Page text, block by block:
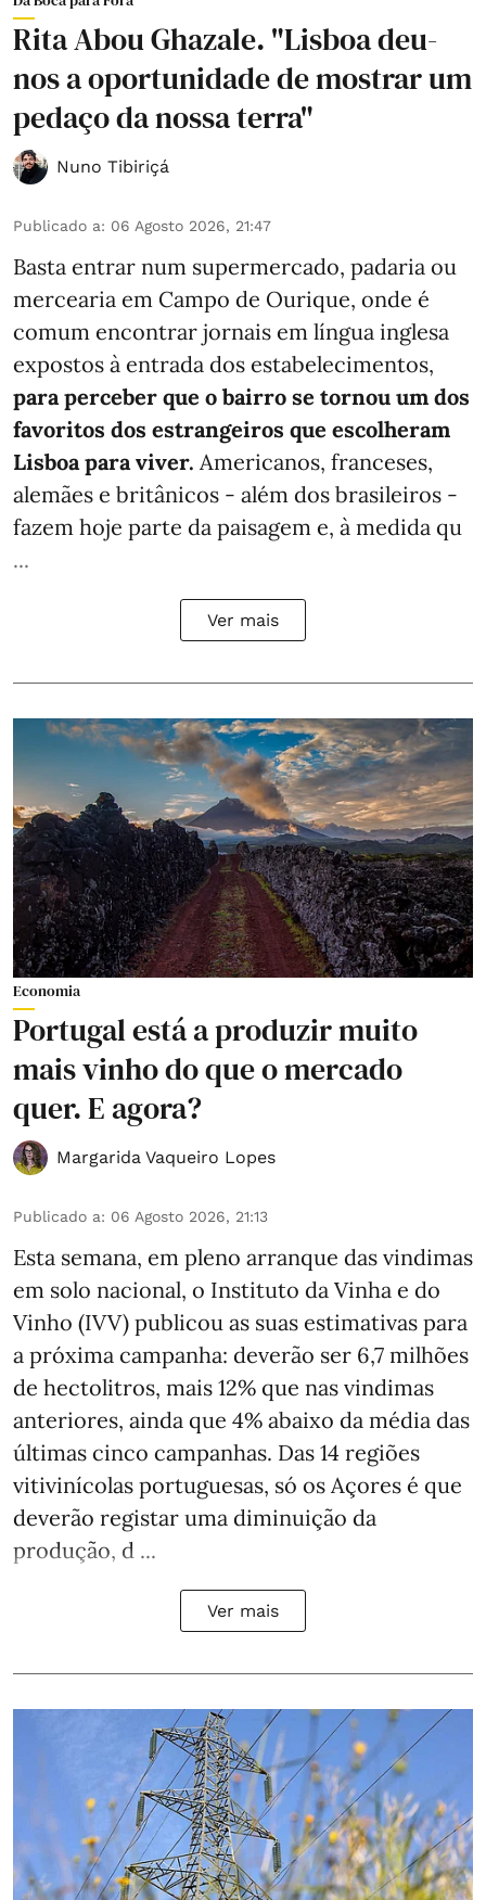
Rita Abou Ghazale. "Lisboa deu-
nos a oportunidade de mostrar um
pedaço da nossa terra"
Nuno Tibiriçá
Publicado a: 06 Agosto 2026, 21:47
Basta entrar num supermercado, padaria ou
mercearia em Campo de Ourique, onde é
comum encontrar jornais em língua inglesa
expostos à entrada dos estabelecimentos,
para perceber que o bairro se tornou um dos
favoritos dos estrangeiros que escolheram
Lisboa para viver. Americanos, franceses,
alemães e britânicos - além dos brasileiros -
fazem hoje parte da paisagem e, à medida qu
...
Ver mais
Economia
Portugal está a produzir muito
mais vinho do que o mercado
quer. E agora?
Margarida Vaqueiro Lopes
Publicado a: 06 Agosto 2026, 21:13
Esta semana, em pleno arranque das vindimas
em solo nacional, o Instituto da Vinha e do
Vinho (IVV) publicou as suas estimativas para
a próxima campanha: deverão ser 6,7 milhões
de hectolitros, mais 12% que nas vindimas
anteriores, ainda que 4% abaixo da média das
últimas cinco campanhas. Das 14 regiões
vitivinícolas portuguesas, só os Açores é que
deverão registar uma diminuição da
produção, d ...
Ver mais